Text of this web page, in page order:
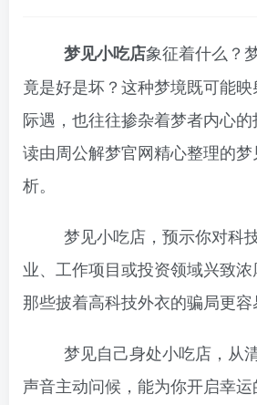
梦见小吃店象征着什么？
竟是好是坏？这种梦境既可能
际遇，也往往掺杂着梦者内心
读由周公解梦官网精心整理的
析。
梦见小吃店，预示你对科
业、工作项目或投资领域兴致
那些披着高科技外衣的骗局更容
梦见自己身处小吃店，从
声音主动问候，能为你开启幸